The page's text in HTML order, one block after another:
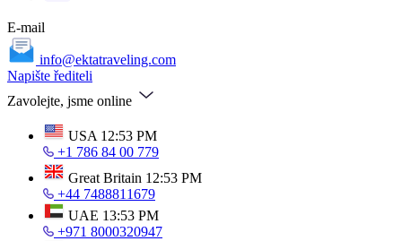
E-mail
info@ektatraveling.com
Napište řediteli
Zavolejte, jsme online
USA 12:53 PM
+1 786 84 00 779
Great Britain 12:53 PM
+44 7488811679
UAE 13:53 PM
+971 8000320947